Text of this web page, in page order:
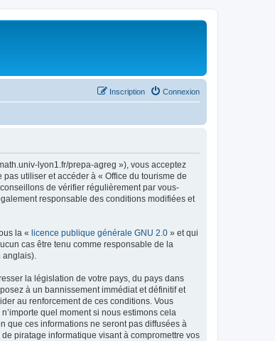
Connexion
Inscription
lyon1.fr/prepa-agreg »), vous acceptez
utiliser et accéder à « Office du tourisme de
de vérifier régulièrement par vous-
responsable des conditions modifiées et
la « licence publique générale GNU 2.0 » et qui
cas être tenu comme responsable de la
anglais).
la législation de votre pays, du pays dans
à un bannissement immédiat et définitif et
au renforcement de ces conditions. Vous
quel moment si nous estimons cela
que ces informations ne seront pas diffusées à
piratage informatique visant à compromettre vos